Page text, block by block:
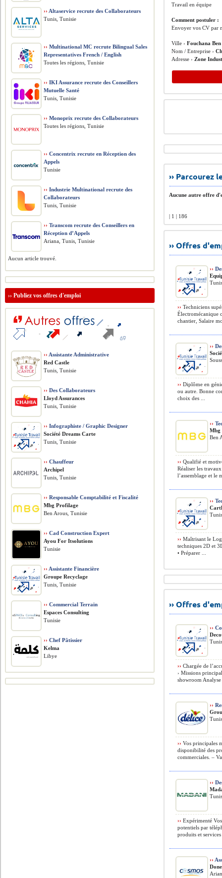
Travail en équipe
Comment postuler :
Envoyer vos CV par
Ville ›Fouchana
Nom / Entreprise ›
Adresse ›Zone
››
Aucune autre offre
| 1 | 186
›› Offres
››
›› Techniciens
Électromécanique
chantier, Salaire
››
›› Diplôme en
ou autre. Bonne
choix des ...
››
Mbg
Ben
›› Qualifié et
Réaliser les
l’assemblage et le
››
›› Maîtrisant le
techniques 2D et
• Préparer ...
›› Offres
››
›› Chargée de
› Missions
showroom
››
›› Vos principales
disponibilité des
commerciales. –
››
›› Expérimenté
potentiels par
produits et
››
›› Altaservice recrute des Collaborateurs
Tunis, Tunisie
›› Multinational MC recrute Bilingual Sales
Representatives French / English
Toutes les régions, Tunisie
›› IKI Assurance recrute des Conseillers
Mutuelle Santé
Tunis, Tunisie
›› Monoprix recrute des Collaborateurs
Toutes les régions, Tunisie
›› Concentrix recrute en Réception des
Appels
Tunisie
›› Industrie Multinational recrute des
Collaborateurs
Tunis, Tunisie
›› Transcom recrute des Conseillers en
Réception d’Appels
Ariana, Tunis, Tunisie
Aucun article trouvé.
››Publiez vos offres d'emploi
›› Assistante Administrative
Red Castle
Tunis, Tunisie
›› Des Collaborateurs
Lloyd Assurances
Tunis, Tunisie
›› Infographiste / Graphic Designer
Société Dreams Carte
Tunis, Tunisie
›› Chauffeur
Archipel
Tunis, Tunisie
›› Responsable Comptabilité et Fiscalité
Mbg Profilage
Ben Arous, Tunisie
›› Cad Construction Expert
Ayou For Itsolutions
Tunisie
›› Assistante Financière
Groupe Recyclage
Tunis, Tunisie
›› Commercial Terrain
Espaces Consulting
Tunisie
›› Chef Pâtissier
Kelma
Libye